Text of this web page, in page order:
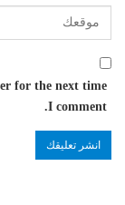
for the next time
I comment.